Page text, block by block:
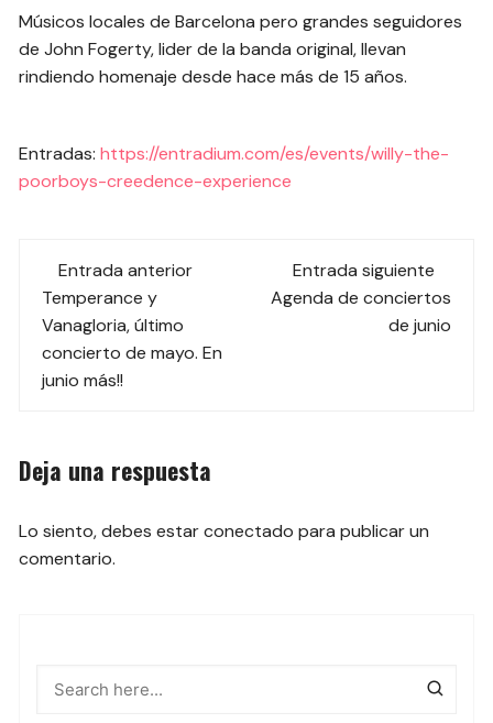
Músicos locales de Barcelona pero grandes seguidores
de John Fogerty, lider de la banda original, llevan
rindiendo homenaje desde hace más de 15 años.
Entradas:https://entradium.com/es/events/willy-the-
poorboys-creedence-experience
Navegación
de
las
entradas
Entrada anterior
Temperance y
Vanagloria, último
concierto de mayo. En
junio más!!
Entrada siguiente
Agenda de conciertos
de junio
Deja una respuesta
Lo siento, debes estarconectado para publicar un
comentario.